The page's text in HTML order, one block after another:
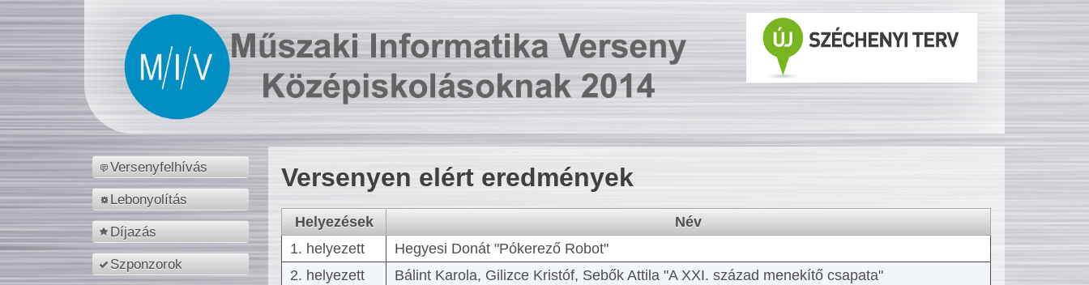
Versenyfelhívás
Lebonyolítás
Díjazás
Szponzorok
Versenyen elért eredmények
Helyezések
Név
1. helyezett
Hegyesi Donát "Pókerező Robot"
2. helyezett
Bálint Karola, Gilizce Kristóf, Sebők Attila "A XXI. század menekítő csapata"